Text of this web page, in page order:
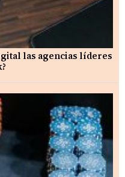
las agencias líderes